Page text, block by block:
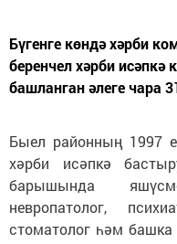
Бүгенге көндә хәрби
беренчел хәрби
башланган әлеге чара
Быел районның 1997
хәрби исәпкә
барышында
невропатолог,
стоматолог һәм башка